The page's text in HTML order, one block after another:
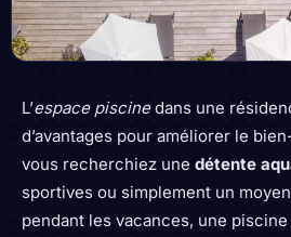
L’espace piscinedans une
d’avantages pour améliorer le
vous recherchiez une détente
sportives ou simplement un
pendant les vacances, une